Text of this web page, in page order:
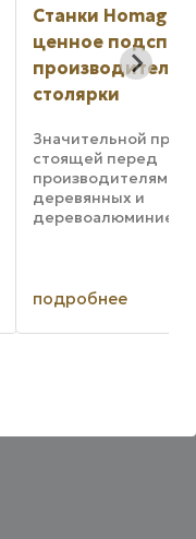
Станки Homag
ценное
производителей
столярки
Значительной
стоящей перед
производителями
деревянных и
разнообразия
производители
подробнее